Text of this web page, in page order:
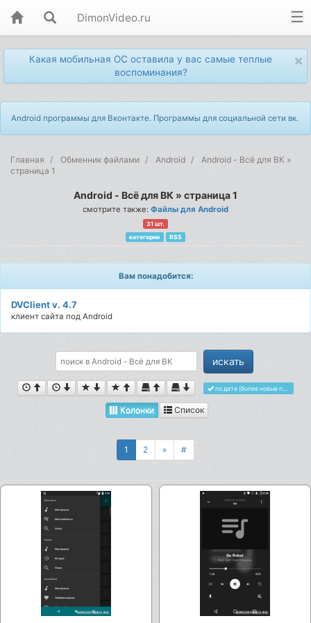
DimonVideo.ru
×
Какая мобильная ОС оставила у вас самые теплые
воспоминания?
Android программы для Вконтакте. Программы для социальной сети вк.
Главная Обменник файлами Android
Android - Всё для ВК »
страница 1
Android - Всё для ВК » страница 1
смотрите также: Файлы для Android
31 шт.
категории
RSS
Вам понадобится:
DVClient v. 4.7
клиент сайта под Android
по дате (более новые первыми)
Колонки Список
1 2 » #